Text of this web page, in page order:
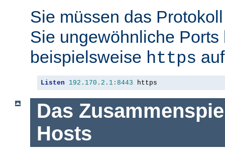
Sie müssen das
Sie ungewöhnliche Ports
beispielsweise https
Listen 192.170 . 2.1 : 8443 https
Das
Hosts